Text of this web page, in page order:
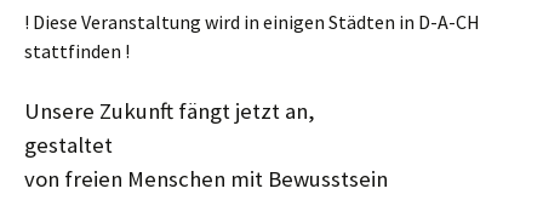
! Diese Veranstaltung wird in einigen Städten in D-A-CH
stattfinden !
Unsere Zukunft fängt jetzt an,
gestaltet
von freien Menschen mit Bewusstsein